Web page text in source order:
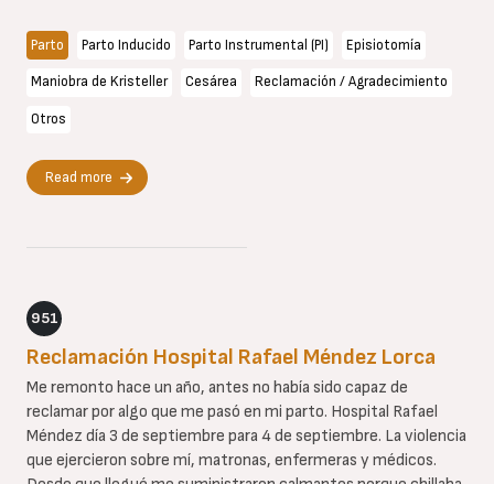
Parto Parto Inducido Parto Instrumental (PI) Episiotomía
Maniobra de Kristeller Cesárea Reclamación / Agradecimiento
Otros
Read more
951
Reclamación Hospital Rafael Méndez Lorca
Me remonto hace un año, antes no había sido capaz de
reclamar por algo que me pasó en mi parto. Hospital Rafael
Méndez día 3 de septiembre para 4 de septiembre. La violencia
que ejercieron sobre mí, matronas, enfermeras y médicos.